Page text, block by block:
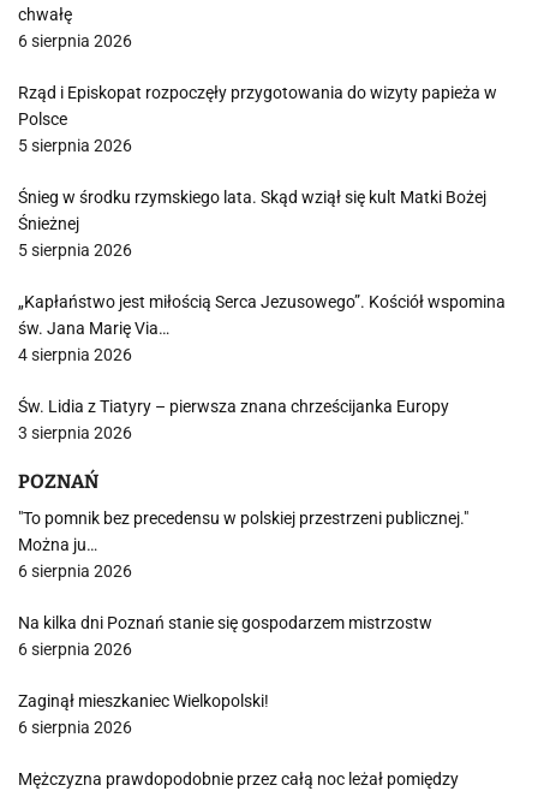
chwałę
6 sierpnia 2026
Rząd i Episkopat rozpoczęły przygotowania do wizyty papieża w
Polsce
5 sierpnia 2026
Śnieg w środku rzymskiego lata. Skąd wziął się kult Matki Bożej
Śnieżnej
5 sierpnia 2026
„Kapłaństwo jest miłością Serca Jezusowego”. Kościół wspomina
św. Jana Marię Via…
4 sierpnia 2026
Św. Lidia z Tiatyry – pierwsza znana chrześcijanka Europy
3 sierpnia 2026
POZNAŃ
"To pomnik bez precedensu w polskiej przestrzeni publicznej."
Można ju…
6 sierpnia 2026
Na kilka dni Poznań stanie się gospodarzem mistrzostw
6 sierpnia 2026
Zaginął mieszkaniec Wielkopolski!
6 sierpnia 2026
Mężczyzna prawdopodobnie przez całą noc leżał pomiędzy